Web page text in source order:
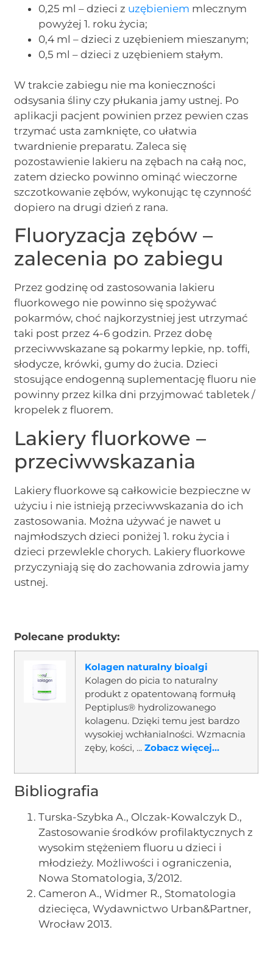
0,25 ml – dzieci z uzębieniem mlecznym
powyżej 1. roku życia;
0,4 ml – dzieci z uzębieniem mieszanym;
0,5 ml – dzieci z uzębieniem stałym.
W trakcie zabiegu nie ma konieczności
odsysania śliny czy płukania jamy ustnej. Po
aplikacji pacjent powinien przez pewien czas
trzymać usta zamknięte, co ułatwia
twardnienie preparatu. Zaleca się
pozostawienie lakieru na zębach na całą noc,
zatem dziecko powinno ominąć wieczorne
szczotkowanie zębów, wykonując tę czynność
dopiero na drugi dzień z rana.
Fluoryzacja zębów –
zalecenia po zabiegu
Przez godzinę od zastosowania lakieru
fluorkowego nie powinno się spożywać
pokarmów, choć najkorzystniej jest utrzymać
taki post przez 4-6 godzin. Przez dobę
przeciwwskazane są pokarmy lepkie, np. toffi,
słodycze, krówki, gumy do żucia. Dzieci
stosujące endogenną suplementację fluoru nie
powinny przez kilka dni przyjmować tabletek /
kropelek z fluorem.
Lakiery fluorkowe –
przeciwwskazania
Lakiery fluorkowe są całkowicie bezpieczne w
użyciu i nie istnieją przeciwwskazania do ich
zastosowania. Można używać je nawet u
najmłodszych dzieci poniżej 1. roku życia i
dzieci przewlekle chorych. Lakiery fluorkowe
przyczyniają się do zachowania zdrowia jamy
ustnej.
Polecane produkty:
Kolagen naturalny bioalgi
Kolagen do picia to naturalny
produkt z opatentowaną formułą
Peptiplus® hydrolizowanego
kolagenu. Dzięki temu jest bardzo
wysokiej wchłanialności. Wzmacnia
zęby, kości, ...Zobacz więcej...
Bibliografia
Turska-Szybka A., Olczak-Kowalczyk D.,
Zastosowanie środków profilaktycznych z
wysokim stężeniem fluoru u dzieci i
młodzieży. Możliwości i ograniczenia,
Nowa Stomatologia, 3/2012.
Cameron A., Widmer R., Stomatologia
dziecięca, Wydawnictwo Urban&Partner,
Wrocław 2013.